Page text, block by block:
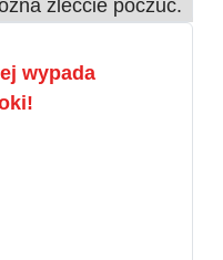
zlećcie poczuć.
wypada